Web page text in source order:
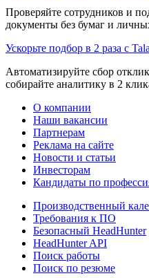
Проверяйте сотрудников и
документы без бумаг и
Ускорьте подбор в 2 раза с
Автоматизируйте сбор
собирайте аналитику в 2
О компании
Наши вакансии
Партнерам
Реклама на сайте
Новости и статьи
Инвесторам
Кандидаты по
Производственный
Требования к ПО
Безопасный HeadHunter
HeadHunter API
Поиск работы
Поиск по резюме